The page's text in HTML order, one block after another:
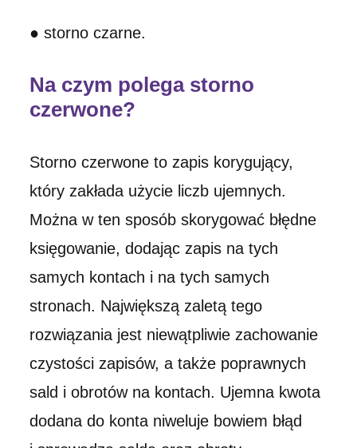
● storno czarne.
Na czym polega storno
czerwone?
Storno czerwone to zapis korygujący,
który zakłada użycie liczb ujemnych.
Można w ten sposób skorygować błędne
księgowanie, dodając zapis na tych
samych kontach i na tych samych
stronach. Największą zaletą tego
rozwiązania jest niewątpliwie zachowanie
czystości zapisów, a także poprawnych
sald i obrotów na kontach. Ujemna kwota
dodana do konta niweluje bowiem błąd